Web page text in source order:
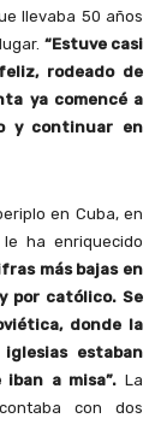
llevaba 50 años
“Estuve casi
rodeado de
ya comencé a
y continuar en
en Cuba, en
ha enriquecido
más bajas en
por católico. Se
donde la
estaban
a misa”. La
con dos